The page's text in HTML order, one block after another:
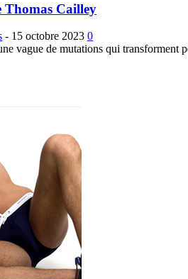
Thomas Cailley
- 15 octobre 2023 0
vague de mutations qui transforment